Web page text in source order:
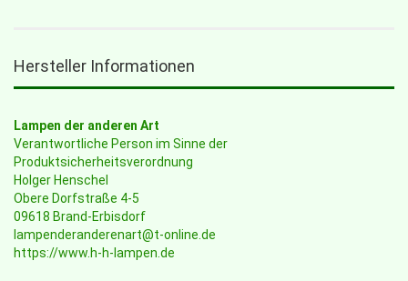
Hersteller Informationen
Lampen der anderen Art
Verantwortliche Person im Sinne der
Produktsicherheitsverordnung
Holger Henschel
Obere Dorfstraße 4-5
09618 Brand-Erbisdorf
lampenderanderenart@t-online.de
https://www.h-h-lampen.de